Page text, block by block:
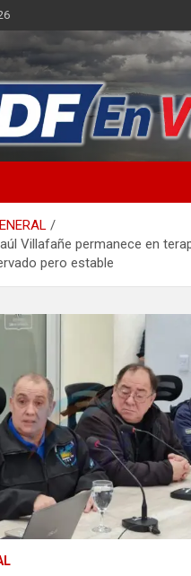
Villafañe permanece en
pero estable